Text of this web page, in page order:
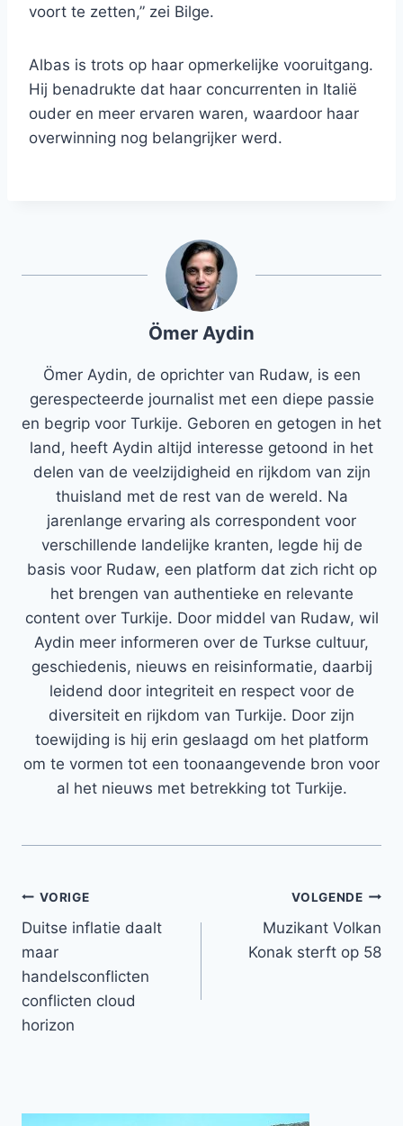
voort te zetten,” zei Bilge.
Albas is trots op haar opmerkelijke vooruitgang.
Hij benadrukte dat haar concurrenten in Italië
ouder en meer ervaren waren, waardoor haar
overwinning nog belangrijker werd.
Ömer Aydin
Ömer Aydin, de oprichter van Rudaw, is een
gerespecteerde journalist met een diepe passie
en begrip voor Turkije. Geboren en getogen in het
land, heeft Aydin altijd interesse getoond in het
delen van de veelzijdigheid en rijkdom van zijn
thuisland met de rest van de wereld. Na
jarenlange ervaring als correspondent voor
verschillende landelijke kranten, legde hij de
basis voor Rudaw, een platform dat zich richt op
het brengen van authentieke en relevante
content over Turkije. Door middel van Rudaw, wil
Aydin meer informeren over de Turkse cultuur,
geschiedenis, nieuws en reisinformatie, daarbij
leidend door integriteit en respect voor de
diversiteit en rijkdom van Turkije. Door zijn
toewijding is hij erin geslaagd om het platform
om te vormen tot een toonaangevende bron voor
al het nieuws met betrekking tot Turkije.
Bericht
navigatie
VORIGE
Duitse inflatie daalt
maar
handelsconflicten
conflicten cloud
horizon
VOLGENDE
Muzikant Volkan
Konak sterft op 58